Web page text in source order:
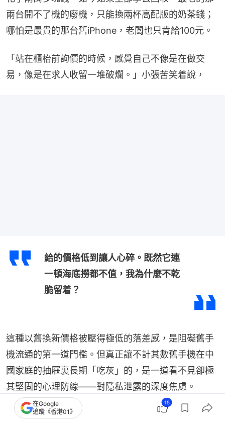
兩台開不了機的廢機，只能換兩杯高配版的奶茶錢；
哪怕是最貴的那台舊iPhone，老闆也只肯給100元。
「站在櫃枱前詢價的時候，感覺自己不像是在做交
易，像是在求人收留一堆破爛。」小張苦笑着說，
給的價格低到讓人心碎。既然它連
一頓海底撈都不值，我為什麼不乾
脆留着？
這種以舊換新價格被壓得極低的落差感，是阻礙舊手
機流通的第一道門檻。但真正讓不計其數舊手機在中
國家庭的抽屜裏長期「吃灰」的，是一道看不見卻極
其堅固的心理防線——對隱私泄露的深度焦慮。
在Google
追蹤《香港01》
15